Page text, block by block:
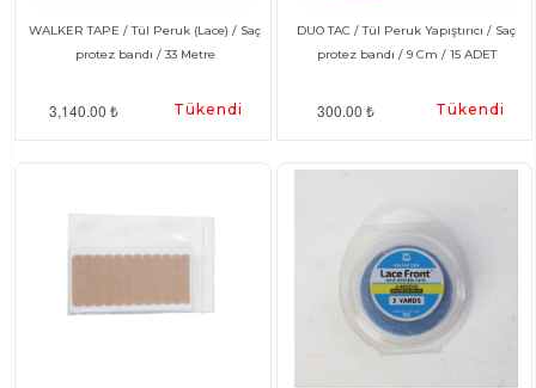
WALKER TAPE / Tül Peruk (Lace) / Saç
protez bandı / 33 Metre
3,140.00 ₺ Tükendi
DUO TAC / Tül Peruk Yapıştırıcı / Saç
protez bandı / 9 Cm / 15 ADET
300.00 ₺ Tükendi